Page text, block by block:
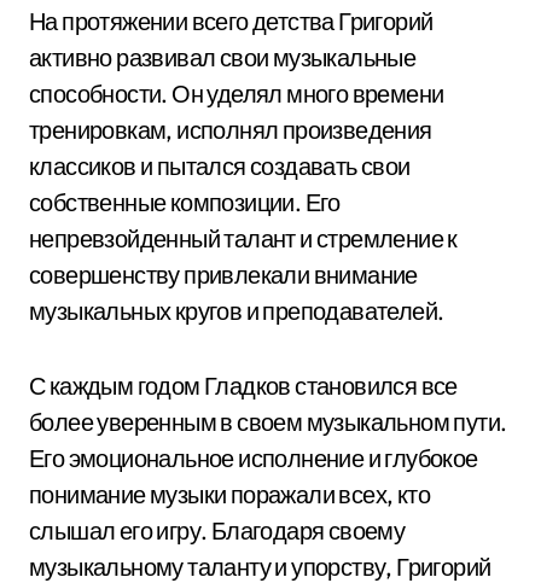
На протяжении всего детства Григорий
активно развивал свои музыкальные
способности. Он уделял много времени
тренировкам, исполнял произведения
классиков и пытался создавать свои
собственные композиции. Его
непревзойденный талант и стремление к
совершенству привлекали внимание
музыкальных кругов и преподавателей.
С каждым годом Гладков становился все
более уверенным в своем музыкальном пути.
Его эмоциональное исполнение и глубокое
понимание музыки поражали всех, кто
слышал его игру. Благодаря своему
музыкальному таланту и упорству, Григорий